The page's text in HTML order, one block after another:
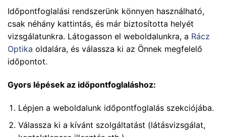
Időpontfoglalási rendszerünk könnyen használható,
csak néhány kattintás, és már biztosította helyét
vizsgálatunkra. Látogasson el weboldalunkra, a Rácz
Optika oldalára, és válassza ki az Önnek megfelelő
időpontot.
Gyors lépések az időpontfoglaláshoz:
Lépjen a weboldalunk időpontfoglalás szekciójába.
Válassza ki a kívánt szolgáltatást (látásvizsgálat,